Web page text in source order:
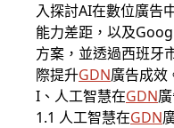
入探討AI在數位廣告
能力差距，以及
方案，並透過西班牙
際提升GDN廣告成效
I、人工智慧在GDN
1.1 人工智慧在GDN